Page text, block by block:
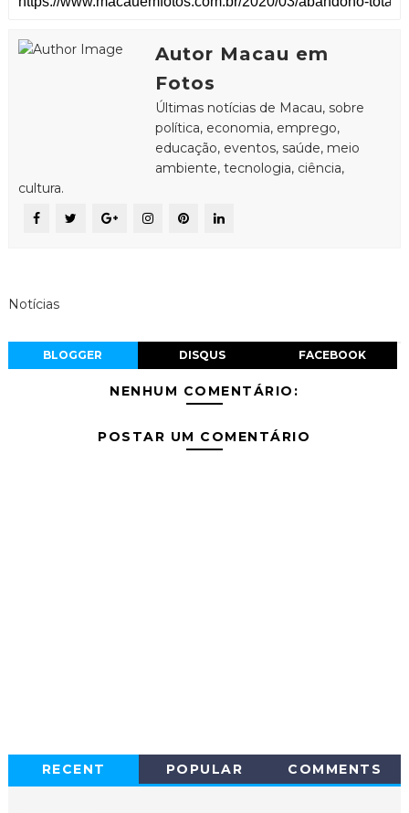
Autor Macau em
Fotos
Últimas notícias de Macau, sobre
política, economia, emprego,
educação, eventos, saúde, meio
ambiente, tecnologia, ciência,
cultura.
Notícias
BLOGGER DISQUS FACEBOOK
NENHUM COMENTÁRIO:
POSTAR UM COMENTÁRIO
RECENT POPULAR COMMENTS